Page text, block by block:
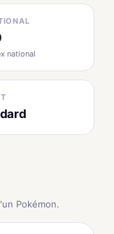
national
Pokémon.